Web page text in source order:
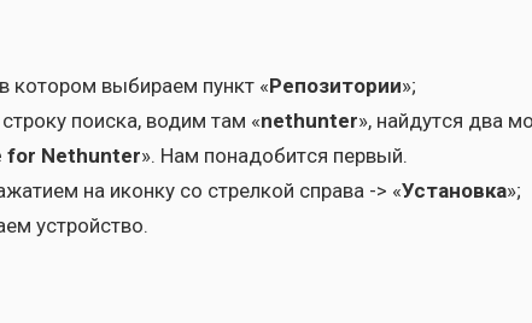
выби­ра­ем пункт «Репо­зи­то­рии»;
поис­ка, водим там «nethunter», най­дут­ся два
for Nethunter». Нам пона­до­бит­ся пер­вый.
на икон­ку со стрел­кой спра­ва -> «Уста­нов­ка»;
устрой­ство.